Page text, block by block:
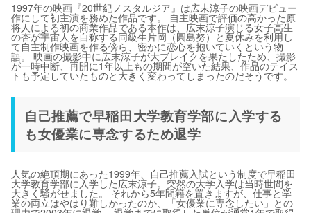
1997年の映画『20世紀ノスタルジア』は広末涼子の映画デビュー
作にして初主演を務めた作品です。 自主映画で評価の高かった原
将人による初の商業作品である本作は、広末涼子演じる女子高生
の杏が宇宙人を自称する同級生片岡（圓島努）と夏休みを利用し
て自主制作映画を作る傍ら、密かに恋心を抱いていくという物
語。 映画の撮影中に広末涼子が大ブレイクを果たしたため、撮影
が一時中断、再開に1年以上もの期間が空いた結果、作品のテイス
トも予定していたものと大きく変わってしまったのだそうです。
自己推薦で早稲田大学教育学部に入学する
も女優業に専念するため退学
人気の絶頂期にあった1999年、自己推薦入試という制度で早稲田
大学教育学部に入学した広末涼子。突然の大学入学は当時世間を
大きく騒がせました。 それから5年間籍を置きますが、仕事と学
業の両立はやはり難しかったのか、「女優業に専念したい」との